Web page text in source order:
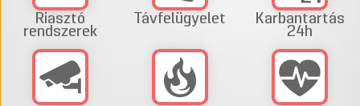
Riasztó
rendszerek
Távfelügyelet
Karbantartás
24h